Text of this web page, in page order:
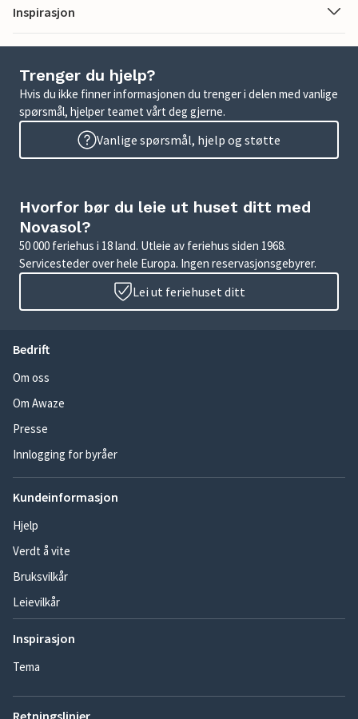
Inspirasjon
Trenger du hjelp?
Hvis du ikke finner informasjonen du trenger i delen med vanlige
spørsmål, hjelper teamet vårt deg gjerne.
Vanlige spørsmål, hjelp og støtte
Hvorfor bør du leie ut huset ditt med
Novasol?
50 000 feriehus i 18 land. Utleie av feriehus siden 1968.
Servicesteder over hele Europa. Ingen reservasjonsgebyrer.
Lei ut feriehuset ditt
Bedrift
Om oss
Om Awaze
Presse
Innlogging for byråer
Kundeinformasjon
Hjelp
Verdt å vite
Bruksvilkår
Leievilkår
Inspirasjon
Tema
Retningslinjer